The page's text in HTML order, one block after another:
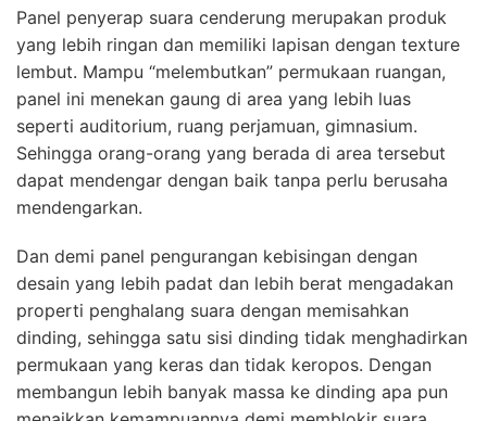
Panel penyerap suara cenderung merupakan produk
yang lebih ringan dan memiliki lapisan dengan texture
lembut. Mampu “melembutkan” permukaan ruangan,
panel ini menekan gaung di area yang lebih luas
seperti auditorium, ruang perjamuan, gimnasium.
Sehingga orang-orang yang berada di area tersebut
dapat mendengar dengan baik tanpa perlu berusaha
mendengarkan.
Dan demi panel pengurangan kebisingan dengan
desain yang lebih padat dan lebih berat mengadakan
properti penghalang suara dengan memisahkan
dinding, sehingga satu sisi dinding tidak menghadirkan
permukaan yang keras dan tidak keropos. Dengan
membangun lebih banyak massa ke dinding apa pun